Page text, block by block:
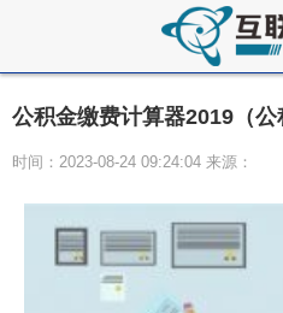
公积金缴费计算器2019（公
时间：2023-08-24 09:24:04 来源：